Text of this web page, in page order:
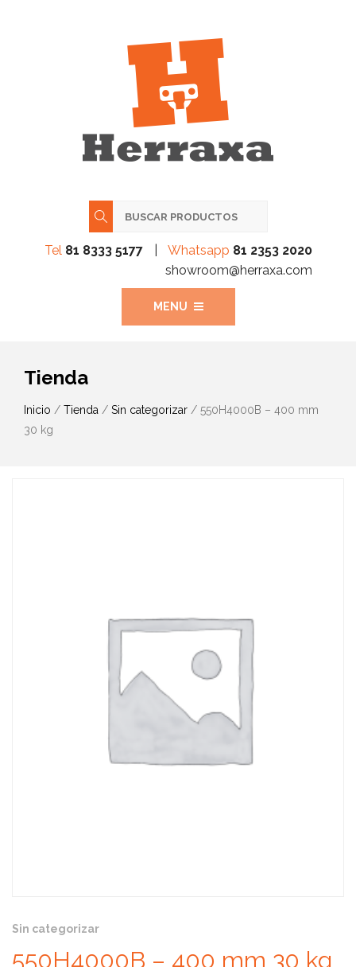
Tel 81 8333 5177 Whatsapp 81 2353 2020
showroom@herraxa.com
MENU
Tienda
Inicio / Tienda / Sin categorizar / 550H4000B – 400 mm
30 kg
Sin categorizar
550H4000B – 400 mm 30 kg